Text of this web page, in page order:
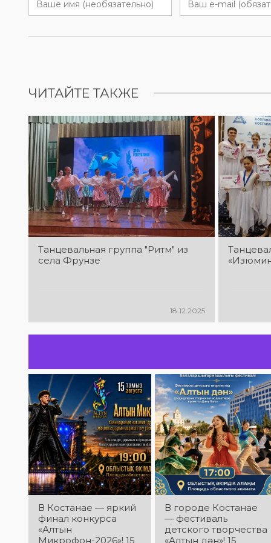
ЧИТАЙТЕ ТАКЖЕ
Танцевальная группа "Ритм" из
села Фрунзе
18.12.2025
В Костанае — яркий
финал конкурса
«Алтын
Микрофон-2026»! 15
В городе Костанае
— фестиваль
детского творчества
«Алтын дән»! 15